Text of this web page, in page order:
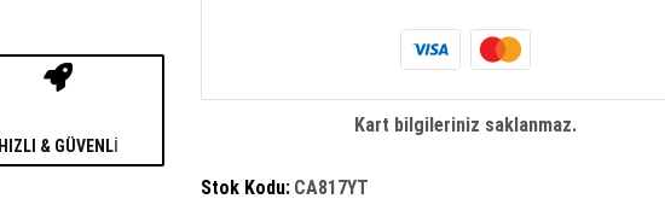
HIZLI & GÜVENLI
Kart bilgileriniz saklanmaz.
Stok Kodu: CA817YT